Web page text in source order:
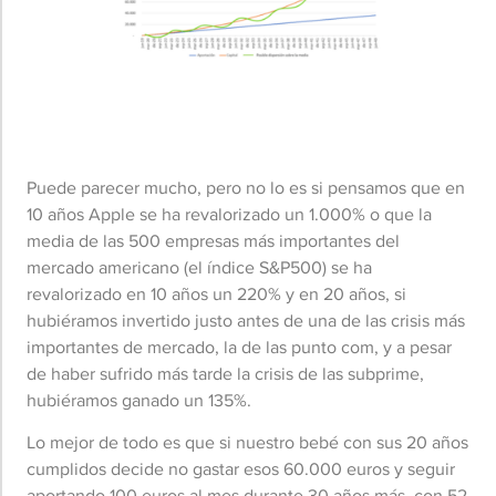
Puede parecer mucho, pero no lo es si pensamos que en
10 años Apple se ha revalorizado un 1.000% o que la
media de las 500 empresas más importantes del
mercado americano (el índice S&P500) se ha
revalorizado en 10 años un 220% y en 20 años, si
hubiéramos invertido justo antes de una de las crisis más
importantes de mercado, la de las punto com, y a pesar
de haber sufrido más tarde la crisis de las subprime,
hubiéramos ganado un 135%.
Lo mejor de todo es que si nuestro bebé con sus 20 años
cumplidos decide no gastar esos 60.000 euros y seguir